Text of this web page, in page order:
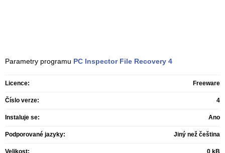
Parametry programu PC Inspector File Recovery 4
Licence: Freeware
Číslo verze: 4
Instaluje se: Ano
Podporované jazyky: Jiný než čeština
Velikost: 0 kB